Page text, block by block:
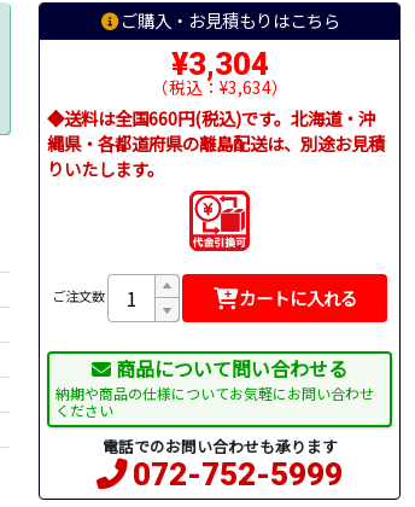
ご購入・お見積もりはこちら
¥3,304
（税込：¥3,634）
◆送料は全国660円(税込)です。北海道・沖
縄県・各都道府県の離島配送は、別途お見積
りいたします。
ご注文数 カートに入れる
商品について問い合わせる
納期や商品の仕様についてお気軽にお問い合わせ
ください
電話でのお問い合わせも承ります
072-752-5999